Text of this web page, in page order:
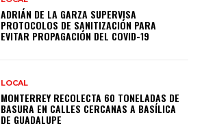
ADRIÁN DE LA GARZA SUPERVISA
PROTOCOLOS DE SANITIZACIÓN PARA
EVITAR PROPAGACIÓN DEL COVID-19
LOCAL
MONTERREY RECOLECTA 60 TONELADAS DE
BASURA EN CALLES CERCANAS A BASÍLICA
DE GUADALUPE